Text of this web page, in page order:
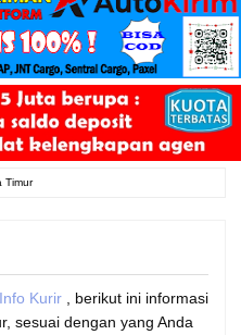
Timur
Info Kurir
, berikut ini informasi
sesuai dengan yang Anda